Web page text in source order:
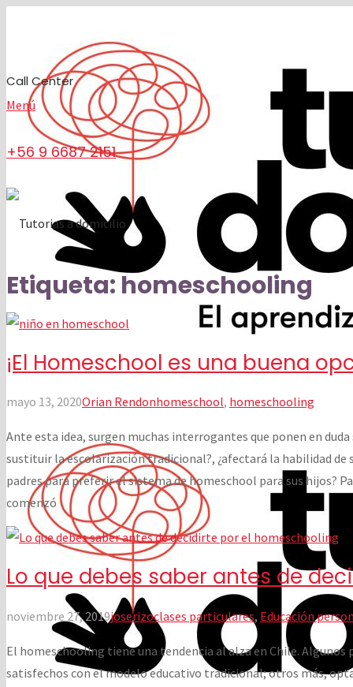
Call Center
+56 9 6687 2151
Menú
Etiqueta: homeschooling
¡El Homeschool es una buena
mayo 13, 2020Orian Rendonhomeschool, homeschooling
Ante esta idea, surgen muchas interrogantes que ponen en
sustituir la escolarización tradicional?, ¿afectará la habilidad de
padres para preferir el sistema de homeschool para sus hijos?
comenzó
Lo que debes saber antes de
noviembre 27, 2019joserizoclases particulares, Educación
El homeschooling tiene una tendencia al alza en Chile.
satisfechos con el modelo educativo tradicional; otros más,